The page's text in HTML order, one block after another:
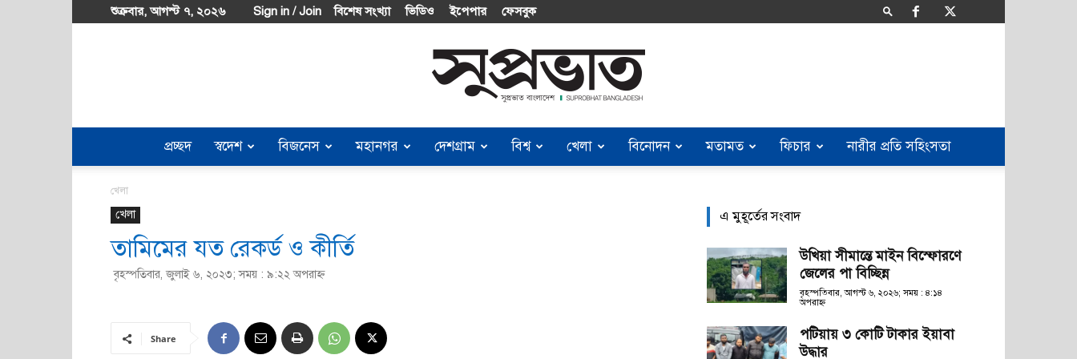
শুক্রবার, আগস্ট ৭, ২০২৬ Sign in / Join বিশেষ সংখ্যা ভিডিও ইপেপার ফেসবুক
Suprobhat
প্রচ্ছদ স্বদেশ বিজনেস মহানগর দেশগ্রাম বিশ্ব খেলা বিনোদন মতামত ফিচার নারীর প্রতি সহিংসতা
খেলা
খেলা
তামিমের যত রেকর্ড ও কীর্তি
বৃহস্পতিবার, জুলাই ৬, ২০২৩; সময় : ৯:২২ অপরাহ্ণ
Share
এ মুহূর্তের সংবাদ
উখিয়া সীমান্তে মাইন বিস্ফোরণে
জেলের পা বিচ্ছিন্ন
বৃহস্পতিবার, আগস্ট ৬, ২০২৬; সময় : ৪:১৪
অপরাহ্ণ
পটিয়ায় ৩ কোটি টাকার ইয়াবা
উদ্ধার